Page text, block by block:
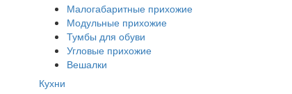
Малогабаритные прихожие
Модульные прихожие
Тумбы для обуви
Угловые прихожие
Вешалки
Кухни